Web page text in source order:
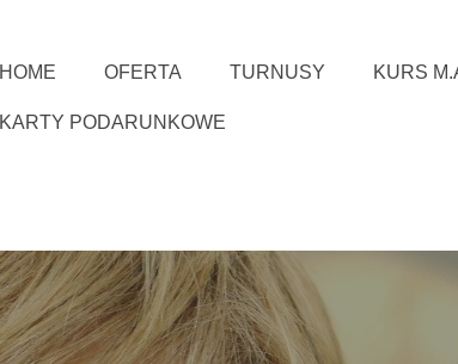
HOME OFERTA TURNUSY KURS
KARTY PODARUNKOWE